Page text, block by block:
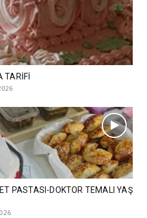
TARİFİ
PASTASI-DOKTOR TEMALI YAŞ